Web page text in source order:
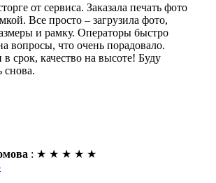
от сервиса. Заказала печать фото
Все просто – загрузила фото,
и рамку. Операторы быстро
вопросы, что очень порадовало.
в срок, качество на высоте! Буду
снова.
: ★ ★ ★ ★ ★